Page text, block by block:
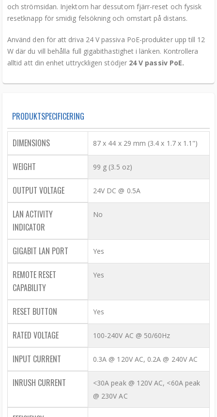
och strömsidan. Injektorn har dessutom fjärr-reset och fysisk
resetknapp för smidig felsökning och omstart på distans.
Använd den för att driva 24 V passiva PoE-produkter upp till 12
W där du vill behålla full gigabithastighet i länken. Kontrollera
alltid att din enhet uttryckligen stödjer 24 V passiv PoE.
PRODUKT­SPECIFICERING
DIMENSIONS 87 x 44 x 29 mm (3.4 x 1.7 x 1.1")
WEIGHT 99 g (3.5 oz)
OUTPUT VOLTAGE 24V DC @ 0.5A
LAN ACTIVITY
INDICATOR
No
GIGABIT LAN PORT Yes
REMOTE RESET
CAPABILITY
Yes
RESET BUTTON Yes
RATED VOLTAGE 100-240V AC @ 50/60Hz
INPUT CURRENT 0.3A @ 120V AC, 0.2A @ 240V AC
INRUSH CURRENT
<30A peak @ 120V AC, <60A peak
@ 230V AC